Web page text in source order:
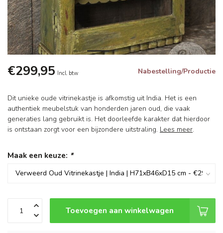
€299,95 Incl. btw Nabestelling/Productie
Dit unieke oude vitrinekastje is afkomstig uit India. Het is een
authentiek meubelstuk van honderden jaren oud, die vaak
generaties lang gebruikt is. Het doorleefde karakter dat hierdoor
is ontstaan zorgt voor een bijzondere uitstraling. Lees meer.
Maak een keuze: *
Toevoegen aan winkelwagen